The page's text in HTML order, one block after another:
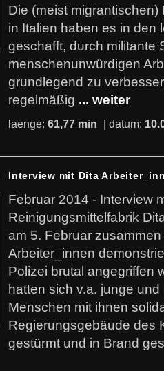
Die (meist
in Italien haben es in den
geschafft, durch militante
menschenunwürdigen
grundlegend zu
regelmäßig ... weiter
laenge: 61,77 min | datum:
Interview mit Dita
Februar 2014 - Interview
Reinigungsmittelfabrik
am 5. Februar
Arbeiter_innen
Polizei brutal angegriffen
hatten sich v.a. junge
Menschen mit ihnen
Regierungsgebäude des
gestürmt und in Brand